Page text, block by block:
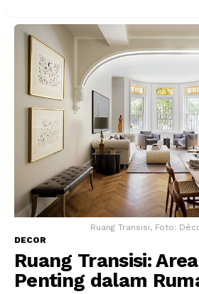
Ruang Transisi, Foto:
DECOR
Ruang Transisi:
Penting dalam